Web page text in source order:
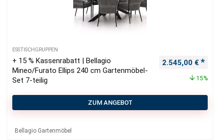
ESSTISCHGRUPPEN
+ 15 % Kassenrabatt | Bellagio
Mineo/Furato Ellips 240 cm Gartenmöbel-
Set 7-teilig
Ursprünglicher
2.545,00 €
15%
ZUM ANGEBOT
Bellagio Gartenmöbel